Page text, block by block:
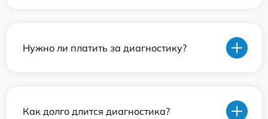
Нужно ли платить за диагностику?
Как долго длится диагностика?